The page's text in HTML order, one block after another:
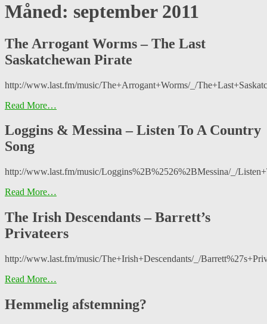
Måned: september 2011
The Arrogant Worms – The Last
Saskatchewan Pirate
http://www.last.fm/music/The+Arrogant+Worms/_/
Read More…
Loggins & Messina – Listen To A Country
Song
http://www.last.fm/music/Loggins%2B%2526%2BMessina/_/
Read More…
The Irish Descendants – Barrett’s
Privateers
http://www.last.fm/music/The+Irish+Descendants/_/
Read More…
Hemmelig afstemning?